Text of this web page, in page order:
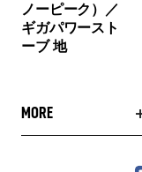
ノーピーク）／
ギガパワースト
ーブ 地
MORE